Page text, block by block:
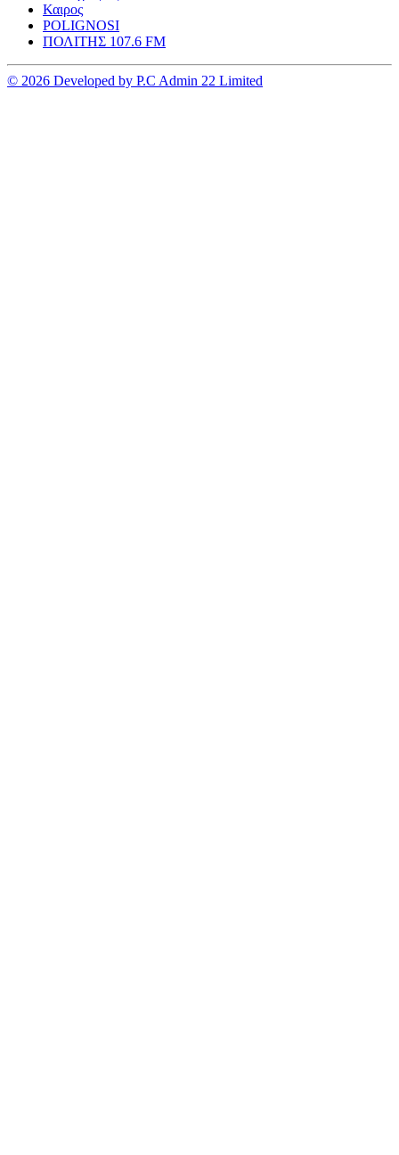
Καιρος
POLIGNOSI
ΠΟΛΙΤΗΣ 107.6 FM
© 2026 Developed by P.C Admin 22 Limited